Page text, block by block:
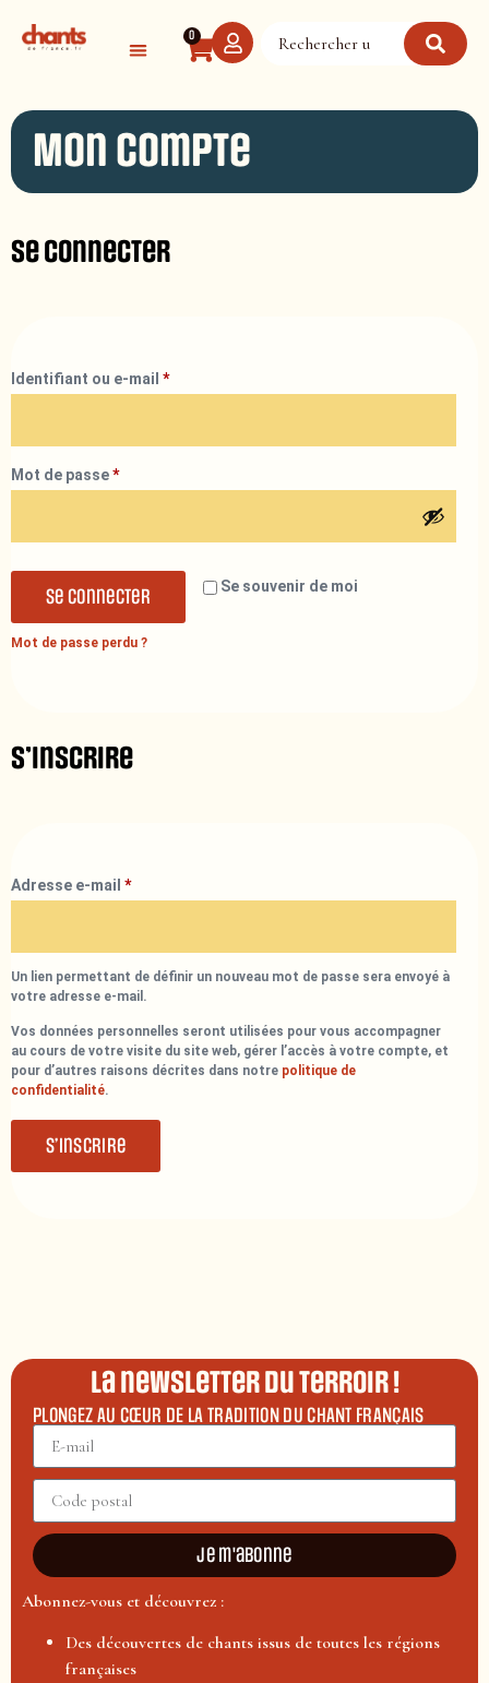
0
Mon compte
Se connecter
Identifiant ou e-mail *
Mot de passe*
Se souvenir de moi
Se connecter
Mot de passe perdu ?
S’inscrire
Adresse e-mail *
Un lien permettant de définir un nouveau mot de passe sera envoyé à
votre adresse e-mail.
Vos données personnelles seront utilisées pour vous accompagner
au cours de votre visite du site web, gérer l’accès à votre compte, et
pour d’autres raisons décrites dans notre politique de
confidentialité.
S’inscrire
La newsletter du terroir !
PLONGEZ AU CŒUR DE LA TRADITION DU CHANT FRANÇAIS
Je m'abonne
Abonnez-vous et découvrez :
Des découvertes de chants issus de toutes les régions
françaises